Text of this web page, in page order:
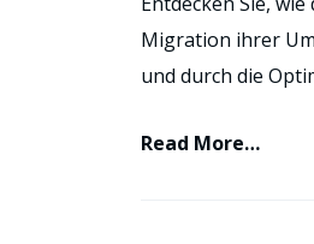
Migration ihrer
und durch die
Read More…